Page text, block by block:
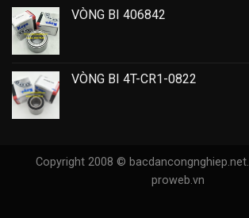
VÒNG BI 406842
VÒNG BI 4T-CR1-0822
Copyright 2008 © bacdancongnghiep.net.
proweb.vn